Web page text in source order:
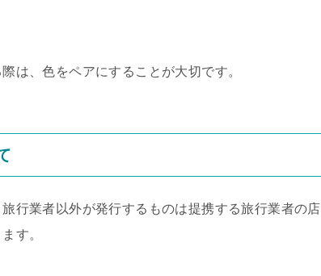
は、色をペアにすることが大切です。
行業者以外が発行するものは提携する旅行業者の店
す。